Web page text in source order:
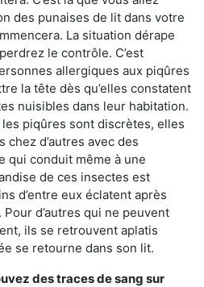
des punaises de lit dans votre
La situation dérape
le contrôle. C’est
allergiques aux piqûres
la tête dès qu’elles constatent
nuisibles dans leur habitation.
piqûres sont discrètes, elles
d’autres avec des
qui conduit même à une
de ces insectes est
d’entre eux éclatent après
Pour d’autres qui ne peuvent
ils se retrouvent aplatis
se retourne dans son lit.
des traces de sang sur